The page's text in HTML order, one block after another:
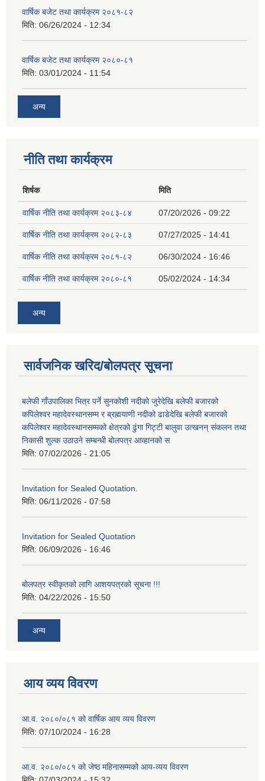
वार्षिक बजेट तथा कार्यक्रम २०८१-८२
मिति: 06/26/2024 - 12:34
वार्षिक बजेट तथा कार्यक्रम २०८०-८१
मिति: 03/01/2024 - 11:54
अन्य
नीति तथा कार्यक्रम
शिर्षक मिति
वार्षिक नीति तथा कार्यक्रम २०८३-८४ 07/20/2026 - 09:22
वार्षिक नीति तथा कार्यक्रम २०८२-८३ 07/27/2025 - 14:41
वार्षिक नीति तथा कार्यक्रम २०८१-८२ 06/30/2024 - 16:46
वार्षिक नीति तथा कार्यक्रम २०८०-८१ 05/02/2024 - 14:34
अन्य
सार्वजनिक खरिद/बोलपत्र सूचना
बलेफी गाँउपालिका भित्र पर्ने सुनकोशी नदीको जुरेदेखि बलेफी बजारको
कपिलेश्वर महादेवस्थानसम्म र ब्रह्मयाणी नदीको ढाडेदेखि बलेफी बजारको
कपिलेश्वर महादेवस्थानसम्मको क्षेत्रको ढुंगा गिट्टी बालुवा उत्खनन् संकलन तथा
निकासी शुल्क उठाउने सम्बन्धी बोलपत्र आव्हानको स
मिति: 07/02/2026 - 21:05
Invitation for Sealed Quotation.
मिति: 06/11/2026 - 07:58
Invitation for Sealed Quotation
मिति: 06/09/2026 - 16:46
बोलपत्र स्वीकृतको लागि आशयपत्रको सूचना !!!
मिति: 04/22/2026 - 15:50
अन्य
आय व्यय विवरण
आ.व. २०८०/०८१ को वार्षिक आय व्यय विवरण
मिति: 07/10/2024 - 16:28
आ.व. २०८०/०८१ को जेष्ठ महिनासम्मको आय-व्यय विवरण